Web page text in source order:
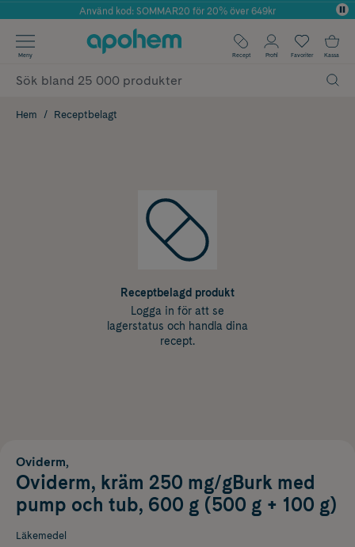
Årets Butik 2025 inom Skönhet
Använd kod: SOMMAR20 för 20% över 649kr
✓ Fri frakt
✓ Poäng på alla köp*
Meny Recept Profil Favoriter Kassa
Hem Receptbelagt
Receptbelagd produkt
Logga in för att se
lagerstatus och handla dina
recept.
Oviderm,
Oviderm, kräm 250 mg/gBurk med
pump och tub, 600 g (500 g + 100 g)
Läkemedel